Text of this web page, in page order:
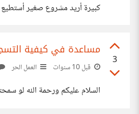
كبيرة أريد مشروع صغير أستطيع
3
مساعدة في كيفية
قبل 10 سنوات العمل الحر
السلام عليكم ورحمة الله لو